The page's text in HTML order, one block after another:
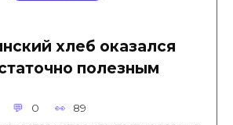
хлеб оказался
полезным
0 89